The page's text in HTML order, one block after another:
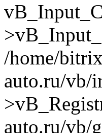
/home/
auto.ru/vb/
auto.ru/vb/